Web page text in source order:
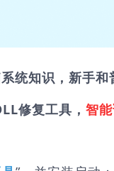
统知识，新手和
修复工具， 智